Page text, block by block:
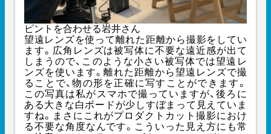
ピントを合わせる岩井さん
望遠レンズを使って離れた距離から撮影をしてい
ます。広角レンズは被写体に不要な遠近感が出て
しまうので、このような小さい被写体では望遠レ
ンズを使います。離れた距離から望遠レンズで撮
ることで、物の形を正確に写すことができます。
この写真は私がスマホで撮っていますが、後ろに
ある大きな白ボードが少しすぼまって見えていま
すね。まさにこれがプロダクトカット撮影におけ
る不要な角度なんです。こういった見え方にも常